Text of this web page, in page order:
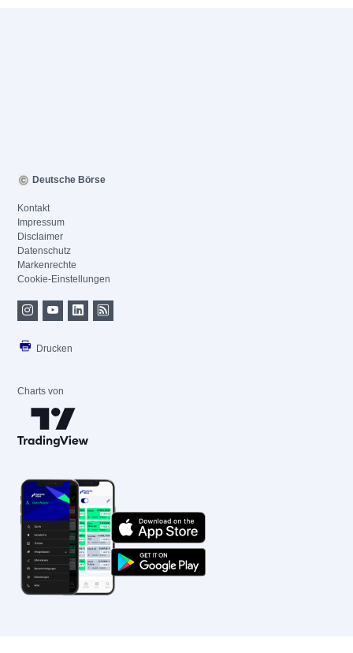
Deutsche Börse
Kontakt
Impressum
Disclaimer
Datenschutz
Markenrechte
Cookie-Einstellungen
Drucken
Charts von